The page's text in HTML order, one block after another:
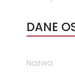
DANE
Nazwa